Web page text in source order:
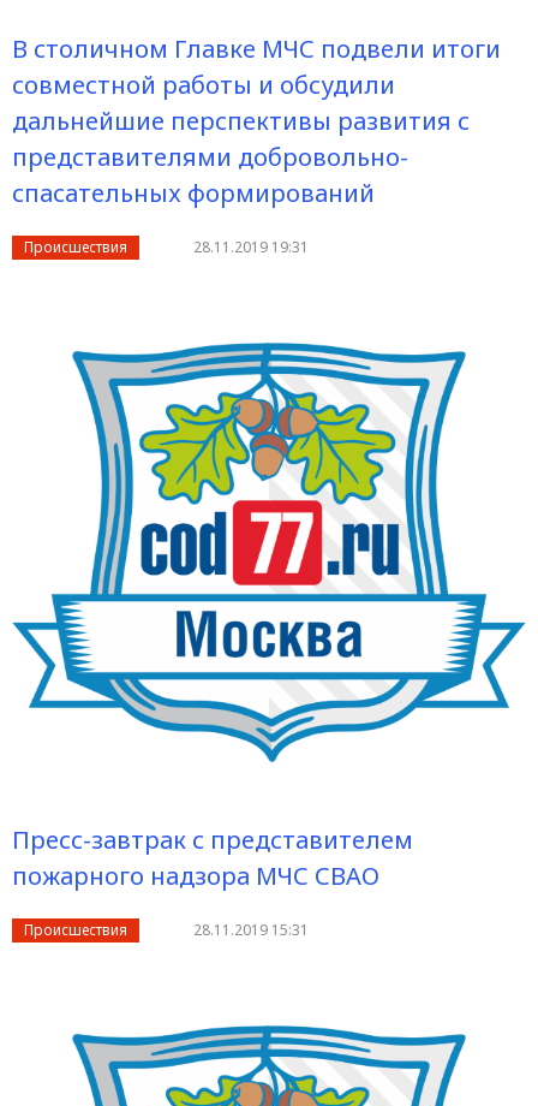
В столичном Главке МЧС подвели итоги
совместной работы и обсудили
дальнейшие перспективы развития с
представителями добровольно-
спасательных формирований
Происшествия 28.11.2019 19:31
Пресс-завтрак с представителем
пожарного надзора МЧС СВАО
Происшествия 28.11.2019 15:31